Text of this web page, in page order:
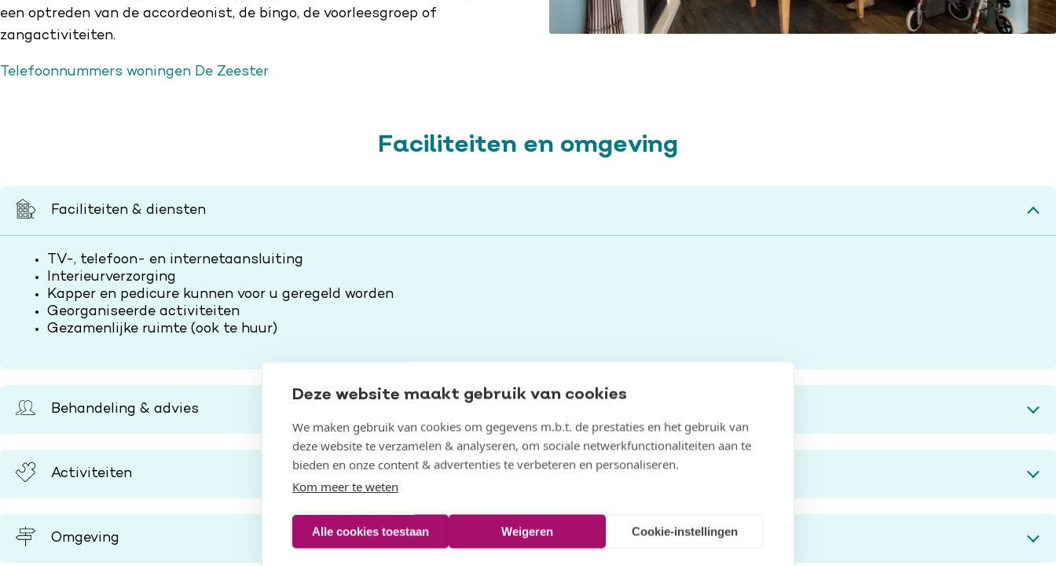
Deze website maakt gebruik van cookies
We maken gebruik van cookies om gegevens m.b.t. de prestaties en het gebruik van
deze website te verzamelen & analyseren, om sociale netwerkfunctionaliteiten aan te
bieden en onze content & advertenties te verbeteren en personaliseren.
Kom meer te weten
Alle cookies toestaan Weigeren Cookie-instellingen
een optreden van de accordeonist, de bingo, de voorleesgroep of
zangactiviteiten.
Telefoonnummers woningen De Zeester
Faciliteiten en omgeving
Faciliteiten & diensten
TV-, telefoon- en internetaansluiting
Interieurverzorging
Kapper en pedicure kunnen voor u geregeld worden
Georganiseerde activiteiten
Gezamenlijke ruimte (ook te huur)
Behandeling & advies
Activiteiten
Omgeving